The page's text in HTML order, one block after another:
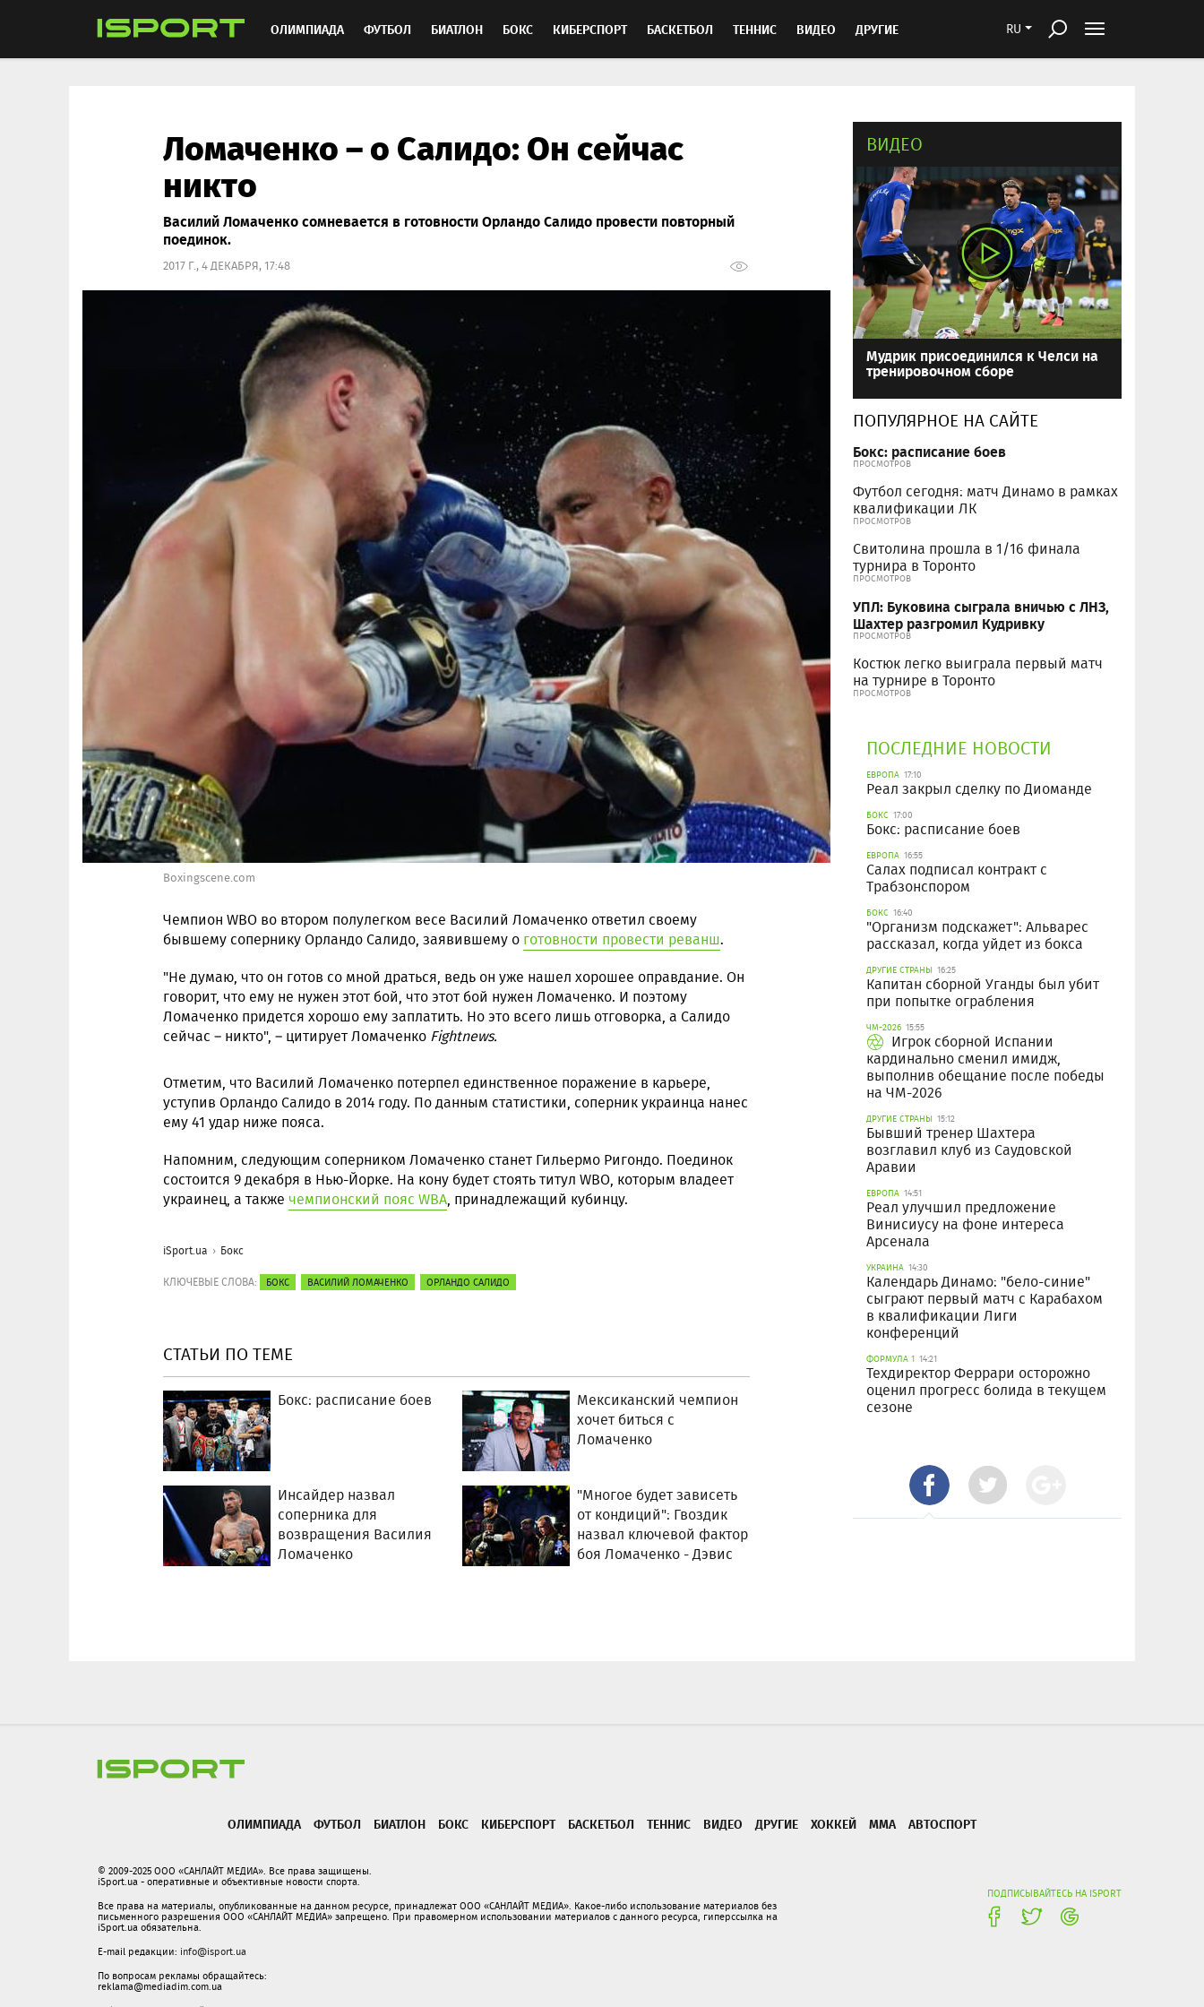
RU
ОЛИМПИАДА ФУТБОЛ БИАТЛОН БОКС КИБЕРСПОРТ БАСКЕТБОЛ ТЕННИС ВИДЕО ДРУГИЕ
Ломаченко – о Салидо: Он сейчас
никто
Василий Ломаченко сомневается в готовности Орландо Салидо провести повторный
поединок.
2017 Г., 4 ДЕКАБРЯ, 17:48
Boxingscene.com
Чемпион WBO во втором полулегком весе Василий Ломаченко ответил своему
бывшему сопернику Орландо Салидо, заявившему о готовности провести реванш.
"Не думаю, что он готов со мной драться, ведь он уже нашел хорошее оправдание. Он
говорит, что ему не нужен этот бой, что этот бой нужен Ломаченко. И поэтому
Ломаченко придется хорошо ему заплатить. Но это всего лишь отговорка, а Салидо
сейчас – никто", – цитирует Ломаченко Fightnews.
Отметим, что Василий Ломаченко потерпел единственное поражение в карьере,
уступив Орландо Салидо в 2014 году. По данным статистики, соперник украинца нанес
ему 41 удар ниже пояса.
Напомним, следующим соперником Ломаченко станет Гильермо Ригондо. Поединок
состоится 9 декабря в Нью-Йорке. На кону будет стоять титул WBO, которым владеет
украинец, а также чемпионский пояс WBA, принадлежащий кубинцу.
iSport.ua Бокс
КЛЮЧЕВЫЕ СЛОВА: БОКС ВАСИЛИЙ ЛОМАЧЕНКО ОРЛАНДО САЛИДО
СТАТЬИ ПО ТЕМЕ
Бокс: расписание боев
Мексиканский чемпион
хочет биться с
Ломаченко
Инсайдер назвал
соперника для
возвращения Василия
Ломаченко
"Многое будет зависеть
от кондиций": Гвоздик
назвал ключевой фактор
боя Ломаченко - Дэвис
ВИДЕО
Мудрик присоединился к Челси на
тренировочном сборе
ПОПУЛЯРНОЕ НА САЙТЕ
Бокс: расписание боев
ПРОСМОТРОВ
Футбол сегодня: матч Динамо в рамках
квалификации ЛК
ПРОСМОТРОВ
Свитолина прошла в 1/16 финала
турнира в Торонто
ПРОСМОТРОВ
УПЛ: Буковина сыграла вничью с ЛНЗ,
Шахтер разгромил Кудривку
ПРОСМОТРОВ
Костюк легко выиграла первый матч
на турнире в Торонто
ПРОСМОТРОВ
ПОСЛЕДНИЕ НОВОСТИ
ЕВРОПА 17:10
Реал закрыл сделку по Диоманде
БОКС 17:00
Бокс: расписание боев
ЕВРОПА 16:55
Салах подписал контракт с
Трабзонспором
БОКС 16:40
"Организм подскажет": Альварес
рассказал, когда уйдет из бокса
ДРУГИЕ СТРАНЫ 16:25
Капитан сборной Уганды был убит
при попытке ограбления
ЧМ-2026 15:55
Игрок сборной Испании
кардинально сменил имидж,
выполнив обещание после победы
на ЧМ-2026
ДРУГИЕ СТРАНЫ 15:12
Бывший тренер Шахтера
возглавил клуб из Саудовской
Аравии
ЕВРОПА 14:51
Реал улучшил предложение
Винисиусу на фоне интереса
Арсенала
УКРАИНА 14:30
Календарь Динамо: "бело-синие"
сыграют первый матч с Карабахом
в квалификации Лиги
конференций
ФОРМУЛА 1 14:21
Техдиректор Феррари осторожно
оценил прогресс болида в текущем
сезоне
ОЛИМПИАДА ФУТБОЛ БИАТЛОН БОКС КИБЕРСПОРТ БАСКЕТБОЛ ТЕННИС ВИДЕО ДРУГИЕ ХОККЕЙ ММА АВТОСПОРТ
ПОДПИСЫВАЙТЕСЬ НА ISPORT
© 2009-2025 ООО «САНЛАЙТ МЕДИА». Все права защищены.
iSport.ua - оперативные и объективные новости спорта.
Все права на материалы, опубликованные на данном ресурсе, принадлежат ООО «САНЛАЙТ МЕДИА». Какое-либо использование материалов без
письменного разрешения ООО «САНЛАЙТ МЕДИА» запрещено. При правомерном использовании материалов с данного ресурса, гиперссылка на
iSport.ua обязательна.
E-mail редакции: info@isport.ua
По вопросам рекламы обращайтесь:
reklama@mediadim.com.ua